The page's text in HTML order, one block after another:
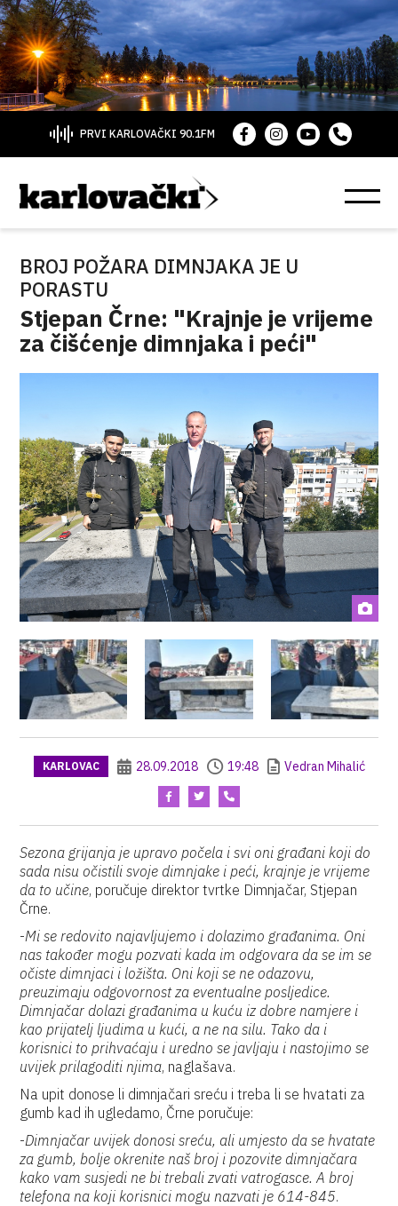
PRVI KARLOVAČKI 90.1FM
BROJ POŽARA DIMNJAKA JE U
PORASTU
Stjepan Črne: "Krajnje je vrijeme
za čišćenje dimnjaka i peći"
KARLOVAC 28.09.2018 19:48 Vedran Mihalić
Sezona grijanja je upravo počela i svi oni građani koji do
sada nisu očistili svoje dimnjake i peći, krajnje je vrijeme
da to učine, poručuje direktor tvrtke Dimnjačar, Stjepan
Črne.
-Mi se redovito najavljujemo i dolazimo građanima. Oni
nas također mogu pozvati kada im odgovara da se im se
očiste dimnjaci i ložišta. Oni koji se ne odazovu,
preuzimaju odgovornost za eventualne posljedice.
Dimnjačar dolazi građanima u kuću iz dobre namjere i
kao prijatelj ljudima u kući, a ne na silu. Tako da i
korisnici to prihvaćaju i uredno se javljaju i nastojimo se
uvijek prilagoditi njima, naglašava.
Na upit donose li dimnjačari sreću i treba li se hvatati za
gumb kad ih ugledamo, Črne poručuje:
-Dimnjačar uvijek donosi sreću, ali umjesto da se hvatate
za gumb, bolje okrenite naš broj i pozovite dimnjačara
kako vam susjedi ne bi trebali zvati vatrogasce. A broj
telefona na koji korisnici mogu nazvati je 614-845.